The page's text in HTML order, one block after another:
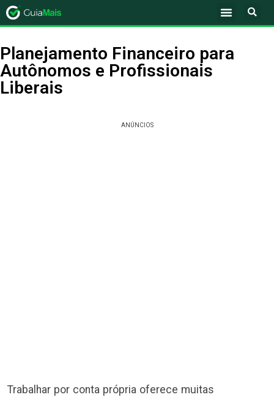
Planejamento Financeiro para
Autônomos e Profissionais
Liberais
ANÚNCIOS
Trabalhar por conta própria oferece muitas